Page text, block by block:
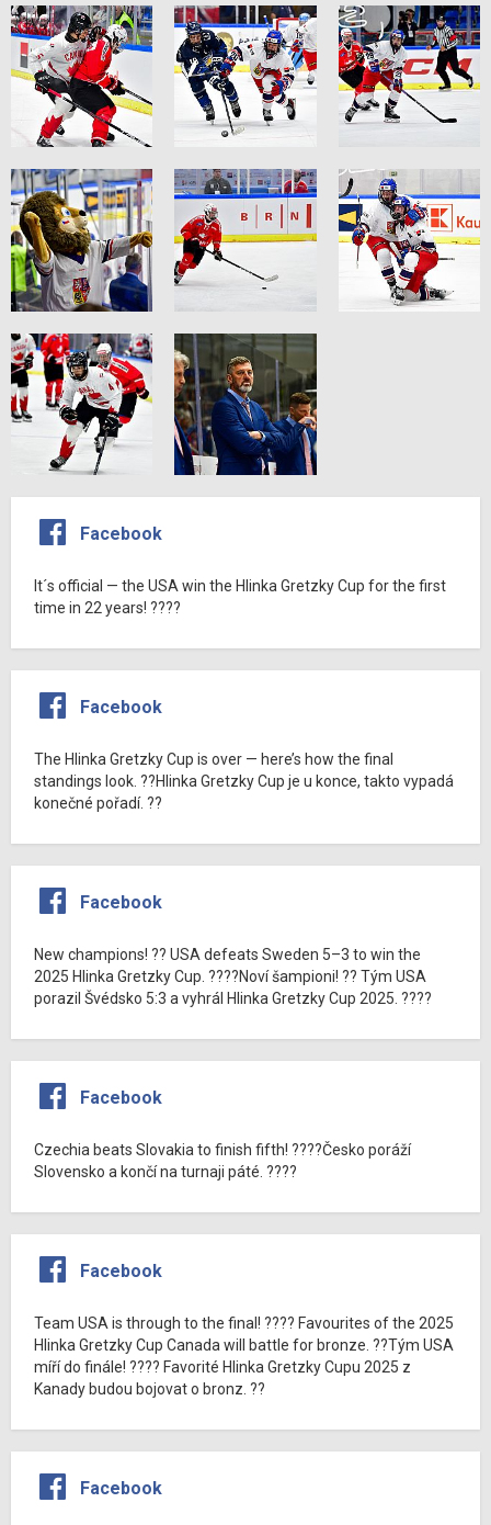
Facebook
It´s official — the USA win the Hlinka Gretzky Cup for the first
time in 22 years! ????
Facebook
The Hlinka Gretzky Cup is over — here’s how the final
standings look. ??Hlinka Gretzky Cup je u konce, takto vypadá
konečné pořadí. ??
Facebook
New champions! ?? USA defeats Sweden 5–3 to win the
2025 Hlinka Gretzky Cup. ????Noví šampioni! ?? Tým USA
porazil Švédsko 5:3 a vyhrál Hlinka Gretzky Cup 2025. ????
Facebook
Czechia beats Slovakia to finish fifth! ????Česko poráží
Slovensko a končí na turnaji páté. ????
Facebook
Team USA is through to the final! ???? Favourites of the 2025
Hlinka Gretzky Cup Canada will battle for bronze. ??Tým USA
míří do finále! ???? Favorité Hlinka Gretzky Cupu 2025 z
Kanady budou bojovat o bronz. ??
Facebook